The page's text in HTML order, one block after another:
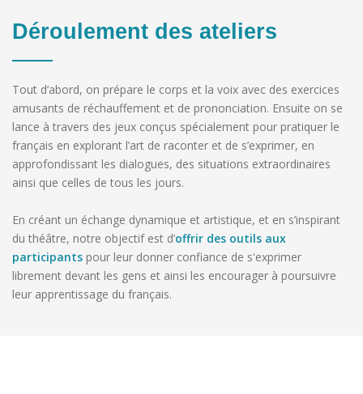
Déroulement des ateliers
Tout d’abord, on prépare le corps et la voix avec des exercices
amusants de réchauffement et de prononciation. Ensuite on se
lance à travers des jeux conçus spécialement pour pratiquer le
français en explorant l’art de raconter et de s’exprimer, en
approfondissant les dialogues, des situations extraordinaires
ainsi que celles de tous les jours.
En créant un échange dynamique et artistique, et en s’inspirant
du théâtre, notre objectif est d’offrir des outils aux
participants pour leur donner confiance de s'exprimer
librement devant les gens et ainsi les encourager à poursuivre
leur apprentissage du français.